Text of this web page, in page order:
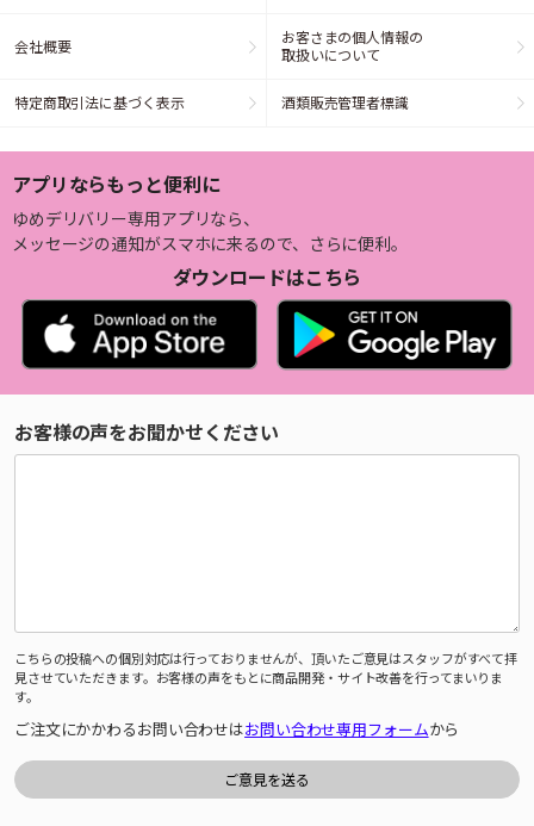
会社概要
お客さまの個人情報の
取扱いについて
特定商取引法に基づく表示 酒類販売管理者標識
アプリならもっと便利に
ゆめデリバリー専用アプリなら、
メッセージの通知がスマホに来るので、さらに便利。
ダウンロードはこちら
お客様の声をお聞かせください
こちらの投稿への個別対応は行っておりませんが、頂いたご意見はスタッフがすべて拝
見させていただきます。お客様の声をもとに商品開発・サイト改善を行ってまいりま
す。
ご注文にかかわるお問い合わせはお問い合わせ専用フォームから